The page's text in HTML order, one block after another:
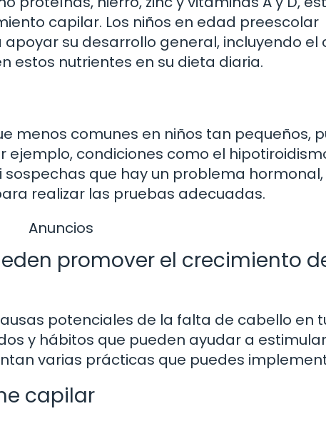
capilar. Los niños en edad preescolar
su desarrollo general, incluyendo el
estos nutrientes en su dieta diaria.
menos comunes en niños tan pequeños,
ejemplo, condiciones como el
que hay un problema hormonal,
realizar las pruebas adecuadas.
Anuncios
promover el crecimiento
potenciales de la falta de cabello en
y hábitos que pueden ayudar a
varias prácticas que puedes
capilar